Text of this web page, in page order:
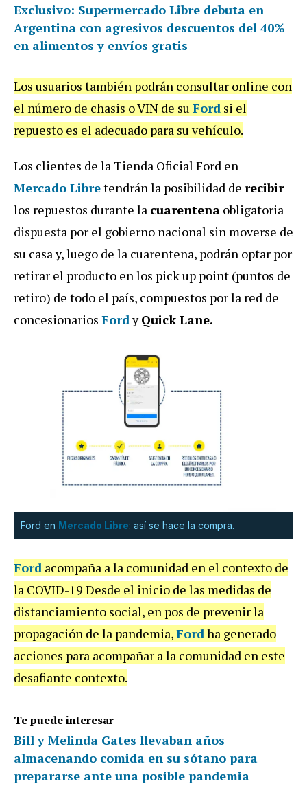
Exclusivo: Supermercado Libre debuta en
Argentina con agresivos descuentos del 40%
en alimentos y envíos gratis
Los usuarios también podrán consultar online con
el número de chasis o VIN de su Ford si el
repuesto es el adecuado para su vehículo.
Los clientes de la Tienda Oficial Ford en
Mercado Libretendrán la posibilidad de recibir
los repuestos durante la cuarentena obligatoria
dispuesta por el gobierno nacional sin moverse de
su casa y, luego de la cuarentena, podrán optar por
retirar el producto en los pick up point (puntos de
retiro) de todo el país, compuestos por la red de
concesionarios FordyQuick Lane.
Ford en Mercado Libre: así se hace la compra.
Ford acompaña a la comunidad en el contexto de
la COVID-19 Desde el inicio de las medidas de
distanciamiento social, en pos de prevenir la
propagación de la pandemia,Fordha generado
acciones para acompañar a la comunidad en este
desafiante contexto.
Te puede interesar
Bill y Melinda Gates llevaban años
almacenando comida en su sótano para
prepararse ante una posible pandemia